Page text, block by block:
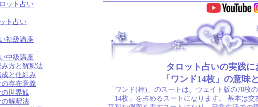
ット占い
ト占い
初級講座
中級講座
方と解釈法
と仕組み
存在意義
世界観
の解釈法
.
タロット占いの実践に
「ワンド14枚」の意味
「ワンド(棒)」のスートは、ウェイト版の78枚
「14枚」を占めるスートになります。 基本は